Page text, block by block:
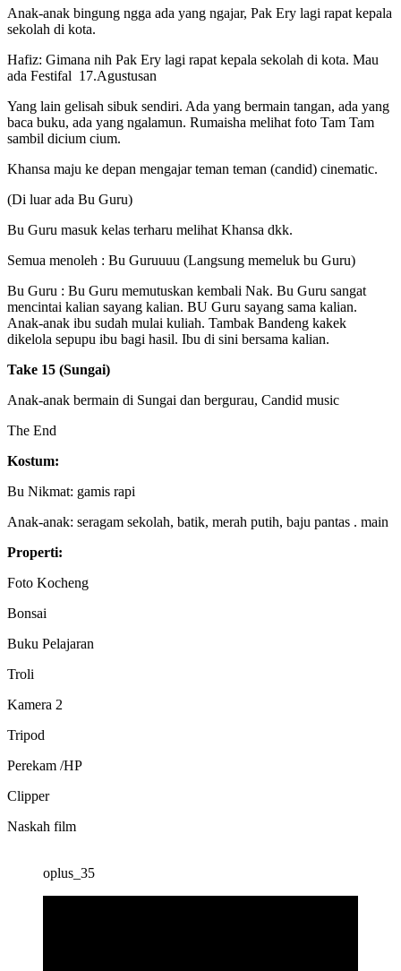
Anak-anak bingung ngga ada yang ngajar, Pak Ery lagi rapat kepala
sekolah di kota.
Hafiz: Gimana nih Pak Ery lagi rapat kepala sekolah di kota. Mau
ada Festifal 17.Agustusan
Yang lain gelisah sibuk sendiri. Ada yang bermain tangan, ada yang
baca buku, ada yang ngalamun. Rumaisha melihat foto Tam Tam
sambil dicium cium.
Khansa maju ke depan mengajar teman teman (candid) cinematic.
(Di luar ada Bu Guru)
Bu Guru masuk kelas terharu melihat Khansa dkk.
Semua menoleh : Bu Guruuuu (Langsung memeluk bu Guru)
Bu Guru : Bu Guru memutuskan kembali Nak. Bu Guru sangat
mencintai kalian sayang kalian. BU Guru sayang sama kalian.
Anak-anak ibu sudah mulai kuliah. Tambak Bandeng kakek
dikelola sepupu ibu bagi hasil. Ibu di sini bersama kalian.
Take 15 (Sungai)
Anak-anak bermain di Sungai dan bergurau, Candid music
The End
Kostum:
Bu Nikmat: gamis rapi
Anak-anak: seragam sekolah, batik, merah putih, baju pantas . main
Properti:
Foto Kocheng
Bonsai
Buku Pelajaran
Troli
Kamera 2
Tripod
Perekam /HP
Clipper
Naskah film
oplus_35